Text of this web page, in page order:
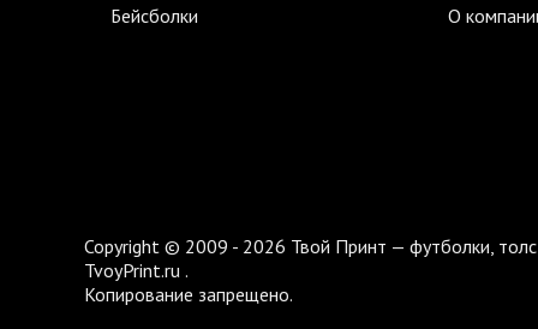
Бейсболки О
Copyright © 2009 - 2026 Твой Принт — футболки,
TvoyPrint.ru .
Копирование запрещено.